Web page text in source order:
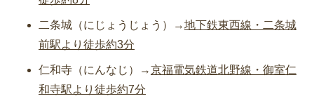
二条城（にじょうじょう）→地下鉄東西線・二条城
前駅より徒歩約3分
仁和寺（にんなじ）→京福電気鉄道北野線・御室仁
和寺駅より徒歩約7分